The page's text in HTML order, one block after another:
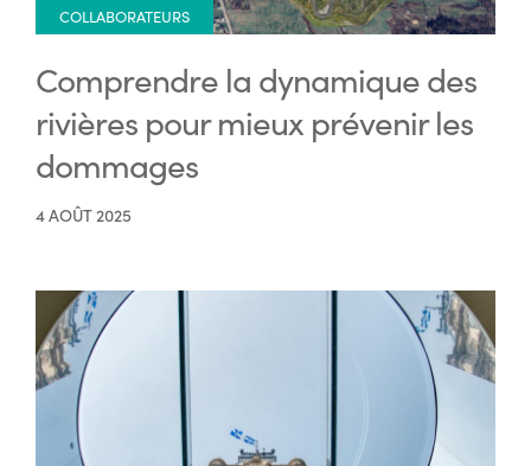
COLLABORATEURS
Comprendre la dynamique des
rivières pour mieux prévenir les
dommages
4 AOÛT 2025